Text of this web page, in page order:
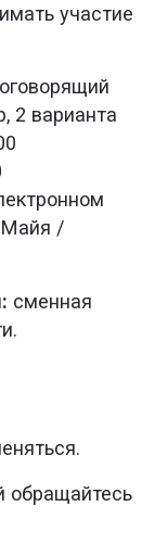
участие
2 варианта
Майя /
сменная
обращайтесь